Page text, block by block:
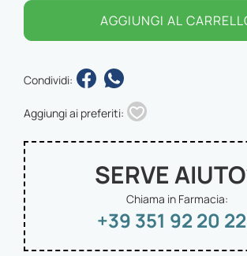
AGGIUNGI AL
Condividi:
Aggiungi ai preferiti:
SERVE
Chiama in Farmacia:
+39 351 92 20